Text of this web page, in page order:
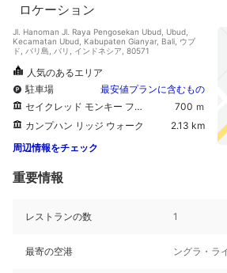
ロケーション
Jl. Hanoman Jl. Raya Pengosekan Ubud, Ubud,
Kecamatan Ubud, Kabupaten Gianyar, Bali, ウブ
ド, バリ島, バリ, インドネシア, 80571
人気のあるエリア
駐車場
最安値プランに含むもの
セイクレッド モンキー フォレスト サンクチュアリー
700 ｍ
カンプハン リッジ ウォーク
2.13 km
周辺情報をチェック
重要情報
レストランの数 1
最寄の空港 ングラ・ラ